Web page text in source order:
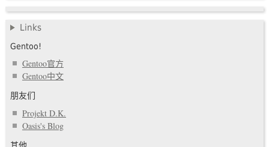
Links
Gentoo!
Gentoo官方
Gentoo中文
朋友们
Projekt D.K.
Oasis's Blog
其他